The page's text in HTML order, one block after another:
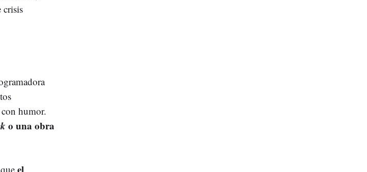
crisis
humor.
o una obra
el